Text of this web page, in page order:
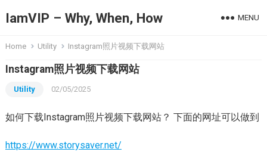
IamVIP – Why, When, How MENU
Home Utility Instagram照片视频下载网站
Instagram照片视频下载网站
Utility 02/05/2025
如何下载Instagram照片视频下载网站？ 下面的网址可以做到
https://www.storysaver.net/